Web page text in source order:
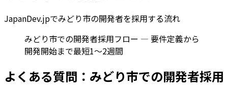
JapanDev.jpでみどり市の開発者を採用する流れ
みどり市での開発者採用フロー — 要件定義から
開発開始まで最短1〜2週間
よくある質問： みどり市での開発者採用